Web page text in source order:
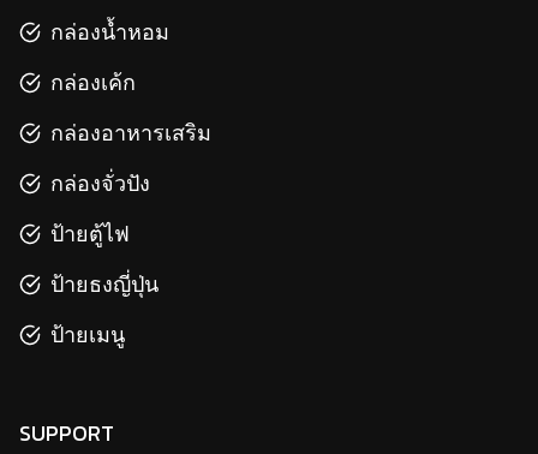
กล่องน้ำหอม
กล่องเค้ก
กล่องอาหารเสริม
กล่องจั่วปัง
ป้ายตู้ไฟ
ป้ายธงญี่ปุ่น
ป้ายเมนู
SUPPORT